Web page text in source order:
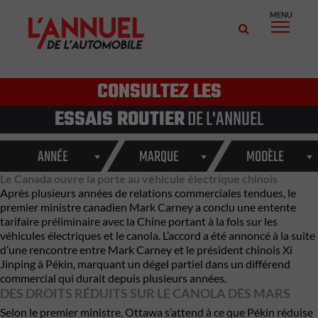
MENU
CONSULTEZ LES
ESSAIS ROUTIERDE L'ANNUEL
ANNÉE MARQUE MODÈLE
Le Canada ouvre la porte au véhicule électrique chinois
Après plusieurs années de relations commerciales tendues, le
premier ministre canadien Mark Carney a conclu une entente
tarifaire préliminaire avec la Chine portant à la fois sur les
véhicules électriques et le canola. L’accord a été annoncé à la suite
d’une rencontre entre Mark Carney et le président chinois Xi
Jinping à Pékin, marquant un dégel partiel dans un différend
commercial qui durait depuis plusieurs années.
DES DROITS RÉDUITS SUR LE CANOLA DÈS MARS
Selon le premier ministre, Ottawa s’attend à ce que Pékin réduise